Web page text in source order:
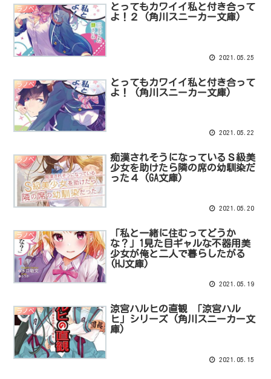
ラノベ
とってもカワイイ私と付き合って
よ！２ (角川スニーカー文庫)
2021.05.25
ラノベ
とってもカワイイ私と付き合って
よ！ (角川スニーカー文庫)
2021.05.22
ラノベ
痴漢されそうになっているＳ級美
少女を助けたら隣の席の幼馴染だ
った４ (GA文庫)
2021.05.20
ラノベ
「私と一緒に住むってどうか
な？」1見た目ギャルな不器用美
少女が俺と二人で暮らしたがる
(HJ文庫)
2021.05.19
ラノベ
涼宮ハルヒの直観 「涼宮ハル
ヒ」シリーズ (角川スニーカー文
庫)
2021.05.15